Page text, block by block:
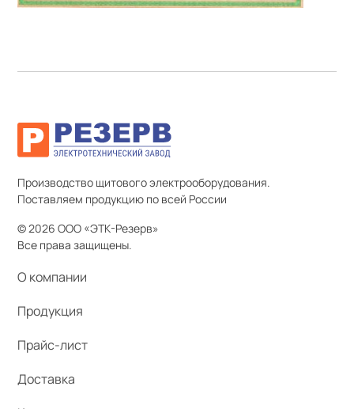
Производство щитового электрооборудования.
Поставляем продукцию по всей России
© 2026 ООО «ЭТК-Резерв»
Все права защищены.
О компании
Продукция
Прайс-лист
Доставка